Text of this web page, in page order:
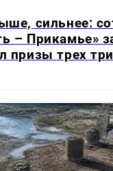
сильнее:
– Прикамье»
призы трех